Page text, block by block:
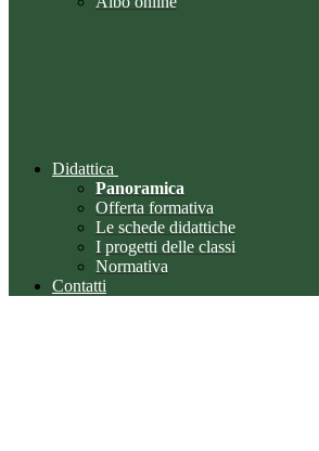
Didattica
Panoramica
Offerta formativa
Le schede didattiche
I progetti delle classi
Normativa
Contatti